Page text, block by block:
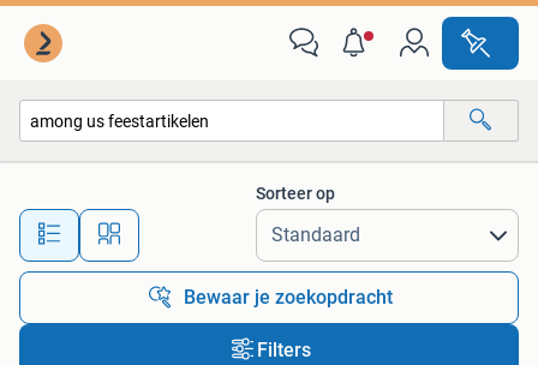
Alle afstanden…
Sorteer op
Bewaar je zoekopdracht
Filters